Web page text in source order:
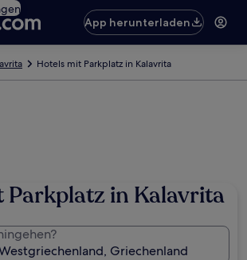
App herunterladen
Hotels mit Parkplatz in Kalavrita
Parkplatz in Kalavrita
Griechenland